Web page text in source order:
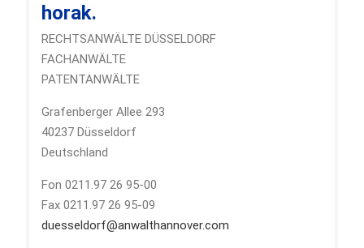
horak.
RECHTSANWÄLTE DÜSSELDORF
FACHANWÄLTE
PATENTANWÄLTE
Grafenberger Allee 293
40237 Düsseldorf
Deutschland
Fon 0211.97 26 95-00
Fax 0211.97 26 95-09
duesseldorf@anwalthannover.com